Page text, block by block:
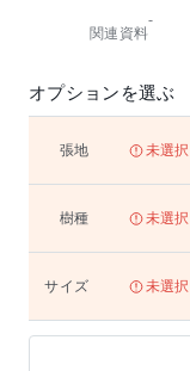
関連資料
-
オプションを選ぶ
張地 未選択
樹種 未選択
サイズ 未選択